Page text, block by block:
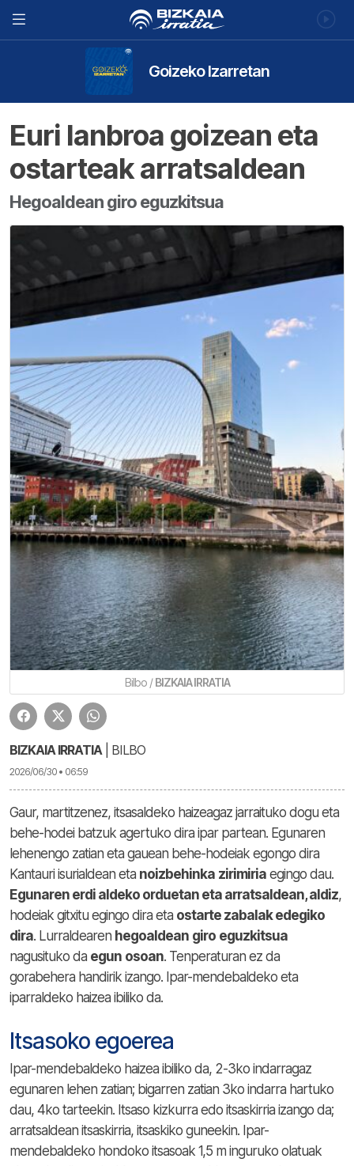
Goizeko Izarretan
Euri lanbroa goizean eta
ostarteak arratsaldean
Hegoaldean giro eguzkitsua
Bilbo /BIZKAIA IRRATIA
BIZKAIA IRRATIA | BILBO
2026/06/30 • 06:59
Gaur, martitzenez, itsasaldeko haizeagaz jarraituko dogu eta
behe-hodei batzuk agertuko dira ipar partean. Egunaren
lehenengo zatian eta gauean behe-hodeiak egongo dira
Kantauri isurialdean eta noizbehinka zirimiria egingo dau.
Egunaren erdi aldeko orduetan eta arratsaldean, aldiz,
hodeiak gitxitu egingo dira eta ostarte zabalak edegiko
dira. Lurraldearen hegoaldean giro eguzkitsua
nagusituko da egun osoan. Tenperaturan ez da
gorabehera handirik izango. Ipar-mendebaldeko eta
iparraldeko haizea ibiliko da.
Itsasoko egoerea
Ipar-mendebaldeko haizea ibiliko da, 2-3ko indarragaz
egunaren lehen zatian; bigarren zatian 3ko indarra hartuko
dau, 4ko tarteekin. Itsaso kizkurra edo itsaskirria izango da;
arratsaldean itsaskirria, itsaskiko guneekin. Ipar-
mendebaldeko hondoko itsasoak 1,5 m inguruko olatuak